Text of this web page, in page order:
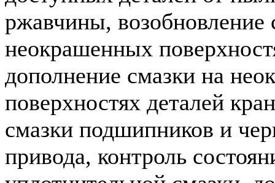
ржавчины, возобновление
неокрашенных
дополнение смазки на
поверхностях деталей
смазки подшипников и
привода, контроль